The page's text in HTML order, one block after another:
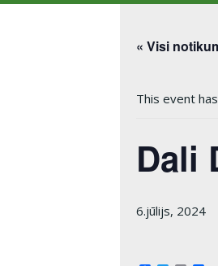
« Visi
This event
Dali
6.jūlijs, 2024